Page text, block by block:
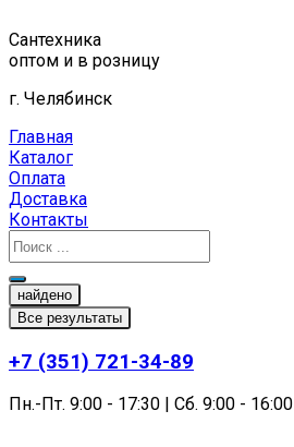
к
содержимому
Сантехника
оптом и в розницу
г. Челябинск
Главная
Каталог
Оплата
Доставка
Контакты
найдено
Все результаты
+7 (351) 721-34-89
Пн.-Пт. 9:00 - 17:30 | Сб. 9:00 - 16:00